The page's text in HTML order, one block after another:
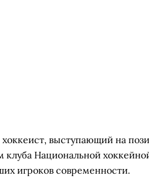
выступающий на
клуба Национальной
игроков современности.